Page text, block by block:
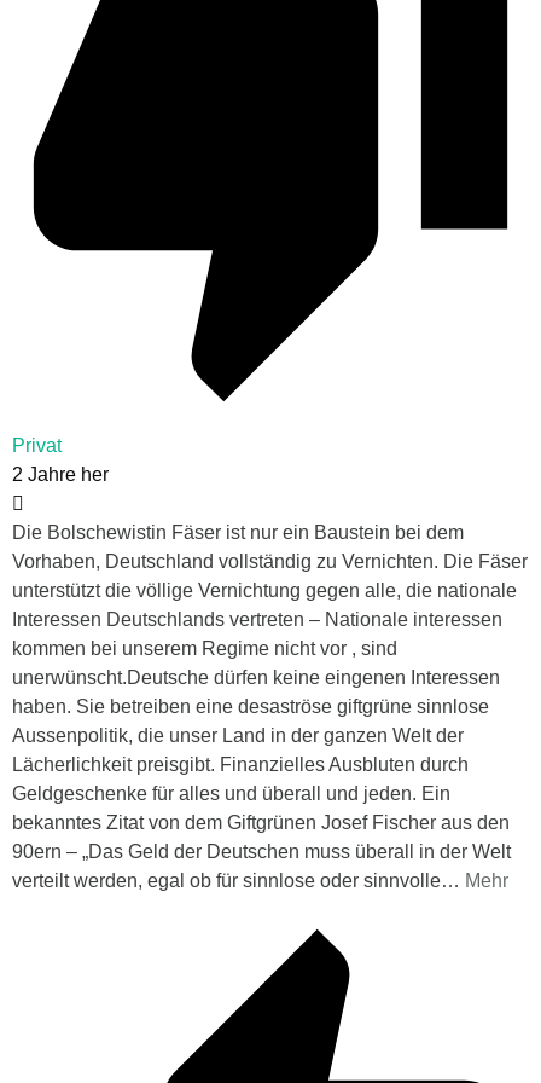
Privat
2 Jahre her
Die Bolschewistin Fäser ist nur ein Baustein bei dem
Vorhaben, Deutschland vollständig zu Vernichten. Die Fäser
unterstützt die völlige Vernichtung gegen alle, die nationale
Interessen Deutschlands vertreten – Nationale interessen
kommen bei unserem Regime nicht vor , sind
unerwünscht.Deutsche dürfen keine eingenen Interessen
haben. Sie betreiben eine desaströse giftgrüne sinnlose
Aussenpolitik, die unser Land in der ganzen Welt der
Lächerlichkeit preisgibt. Finanzielles Ausbluten durch
Geldgeschenke für alles und überall und jeden. Ein
bekanntes Zitat von dem Giftgrünen Josef Fischer aus den
90ern – „Das Geld der Deutschen muss überall in der Welt
verteilt werden, egal ob für sinnlose oder sinnvolle… Mehr